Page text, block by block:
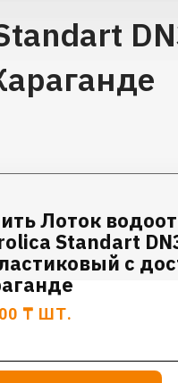
Лоток
Standart
с
₸ ШТ.